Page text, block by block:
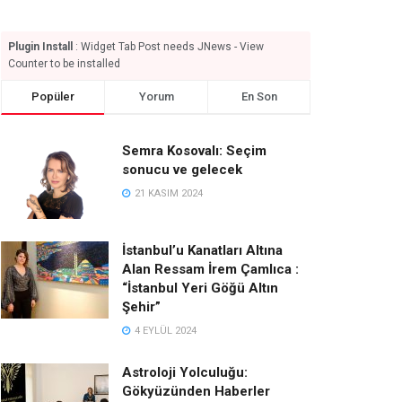
Plugin Install
: Widget Tab Post needs JNews - View
Counter to be installed
Popüler Yorum En Son
Semra Kosovalı: Seçim
sonucu ve gelecek
21 KASIM 2024
İstanbul’u Kanatları Altına
Alan Ressam İrem Çamlıca :
“İstanbul Yeri Göğü Altın
Şehir”
4 EYLÜL 2024
Astroloji Yolculuğu:
Gökyüzünden Haberler